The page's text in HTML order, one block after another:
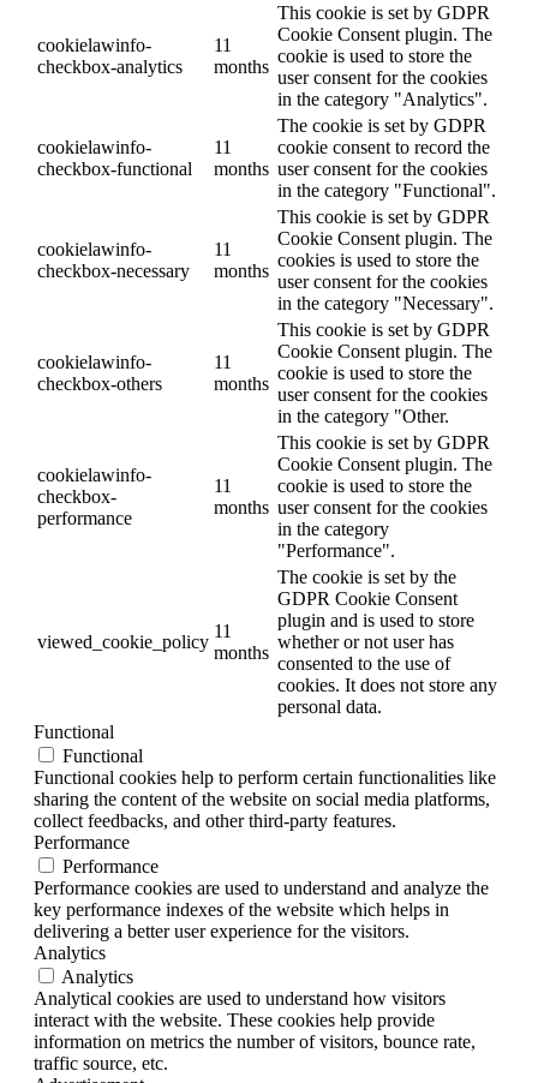
cookielawinfo-
checkbox-analytics
11
months
This cookie is set by GDPR
Cookie Consent plugin. The
cookie is used to store the
user consent for the cookies
in the category "Analytics".
cookielawinfo-
checkbox-functional
11
months
The cookie is set by GDPR
cookie consent to record the
user consent for the cookies
in the category "Functional".
cookielawinfo-
checkbox-necessary
11
months
This cookie is set by GDPR
Cookie Consent plugin. The
cookies is used to store the
user consent for the cookies
in the category "Necessary".
cookielawinfo-
checkbox-others
11
months
This cookie is set by GDPR
Cookie Consent plugin. The
cookie is used to store the
user consent for the cookies
in the category "Other.
cookielawinfo-
checkbox-
performance
11
months
This cookie is set by GDPR
Cookie Consent plugin. The
cookie is used to store the
user consent for the cookies
in the category
"Performance".
viewed_cookie_policy
11
months
The cookie is set by the
GDPR Cookie Consent
plugin and is used to store
whether or not user has
consented to the use of
cookies. It does not store any
personal data.
Functional
Functional
Functional cookies help to perform certain functionalities like
sharing the content of the website on social media platforms,
collect feedbacks, and other third-party features.
Performance
Performance
Performance cookies are used to understand and analyze the
key performance indexes of the website which helps in
delivering a better user experience for the visitors.
Analytics
Analytics
Analytical cookies are used to understand how visitors
interact with the website. These cookies help provide
information on metrics the number of visitors, bounce rate,
traffic source, etc.